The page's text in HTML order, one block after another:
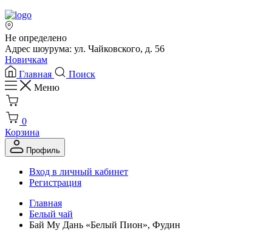
Не определено
Адрес шоурума: ул. Чайковского, д. 56
Новичкам
Главная
Поиск
Меню
0
Корзина
Профиль
Вход в личный кабинет
Регистрация
Главная
Белый чай
Бай Му Дань «Белый Пион», Фудин